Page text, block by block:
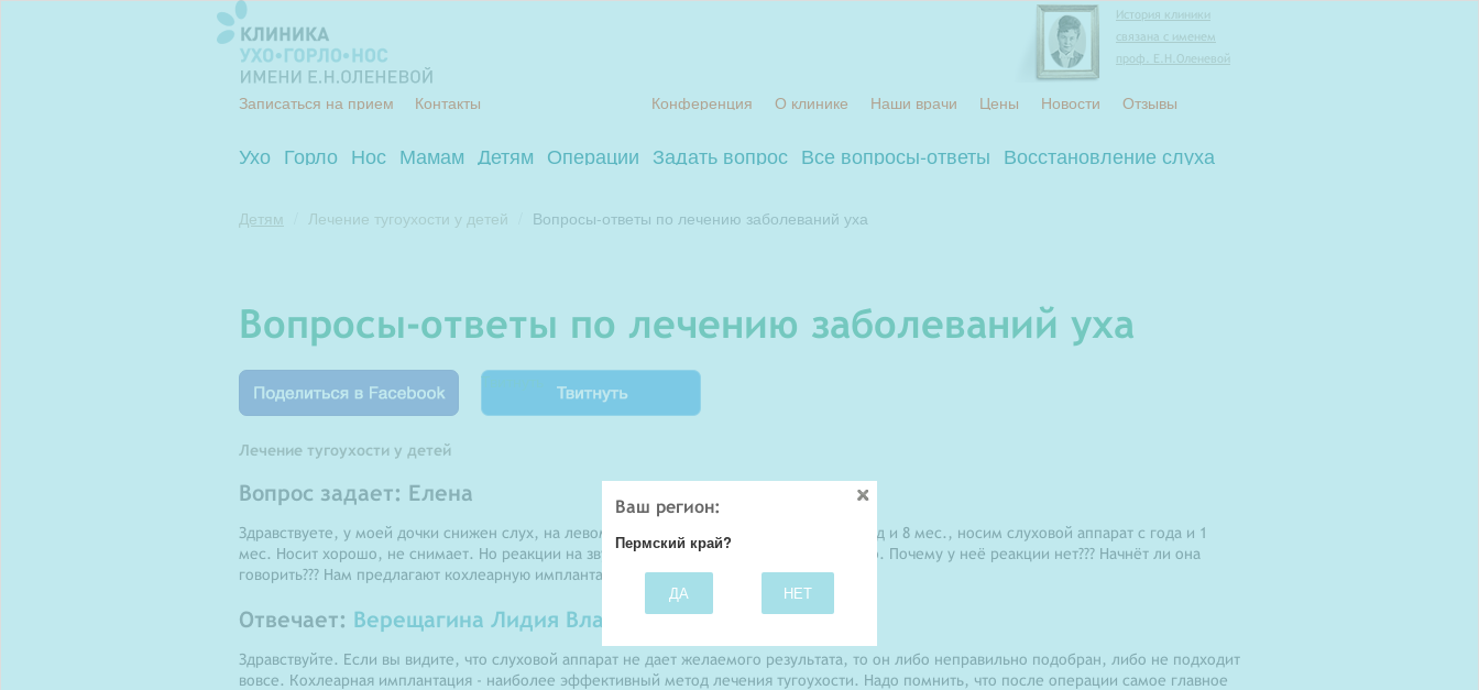
История клиники
связана с именем
проф. Е.Н.Оленевой
Записаться на прием Контакты Конференция О клинике Наши врачи Цены Новости Отзывы
Ухо Горло Нос Мамам Детям Операции Задать вопрос Все вопросы-ответы Восстановление слуха
Детям Лечение тугоухости у детей Вопросы-ответы по лечению заболеваний уха
вопросы-ответы по лечению заболеваний уха
Твитнуть
Лечение тугоухости у детей
Вопрос задает: Елена
Здравствуете, у моей дочки снижен слух, на левом ушке 80 дб. на правом 70 дб. Нам год и 8 мес., носим слуховой аппарат с года и 1
мес. Носит хорошо, не снимает. Но реакции на звуки нет. Пару слогов говорит, но мало. Почему у неё реакции нет??? Начнёт ли она
говорить??? Нам предлагают кохлеарную имплантацию... Ответьте пожалуйста. Спасибо
Отвечает: Верещагина Лидия Владимировна
Здравствуйте. Если вы видите, что слуховой аппарат не дает желаемого результата, то он либо неправильно подобран, либо не подходит
вовсе. Кохлеарная имплантация - наиболее эффективный метод лечения тугоухости. Надо помнить, что после операции самое главное
Ваш регион:
Пермский край?
ДА НЕТ